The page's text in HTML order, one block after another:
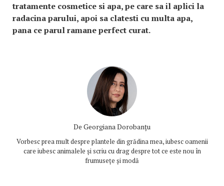
tratamente cosmetice si apa, pe care sa il aplici la
radacina parului, apoi sa clatesti cu multa apa,
pana ce parul ramane perfect curat.
De Georgiana Dorobanțu
Vorbesc prea mult despre plantele din grădina mea, iubesc oamenii
care iubesc animalele și scriu cu drag despre tot ce este nou în
frumusețe și modă